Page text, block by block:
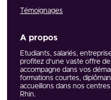
Témoignages
A propos
Etudiants, salariés,
profitez d’une vaste offre
accompagne dans vos
formations courtes,
accueillons dans nos
Rhin.